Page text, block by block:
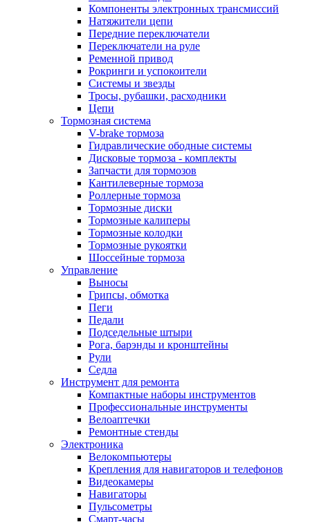
Компоненты электронных трансмиссий
Натяжители цепи
Передние переключатели
Переключатели на руле
Ременной привод
Рокринги и успокоители
Системы и звезды
Тросы, рубашки, расходники
Цепи
Тормозная система
V-brake тормоза
Гидравлические ободные системы
Дисковые тормоза - комплекты
Запчасти для тормозов
Кантилеверные тормоза
Роллерные тормоза
Тормозные диски
Тормозные калиперы
Тормозные колодки
Тормозные рукоятки
Шоссейные тормоза
Управление
Выносы
Грипсы, обмотка
Пеги
Педали
Подседельные штыри
Рога, барэнды и кронштейны
Рули
Седла
Инструмент для ремонта
Компактные наборы инструментов
Профессиональные инструменты
Велоаптечки
Ремонтные стенды
Электроника
Велокомпьютеры
Крепления для навигаторов и телефонов
Видеокамеры
Навигаторы
Пульсометры
Смарт-часы